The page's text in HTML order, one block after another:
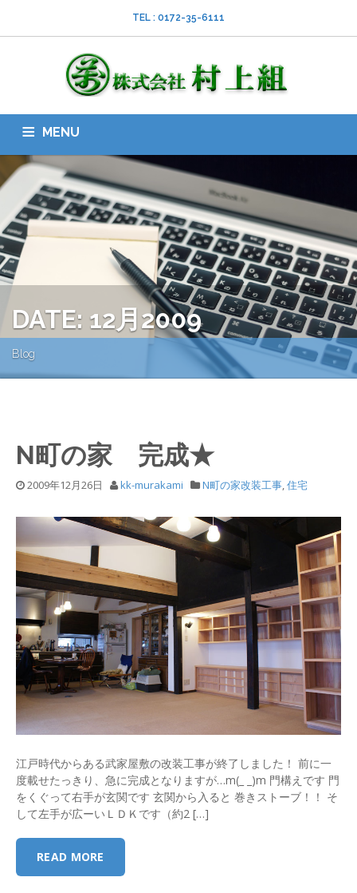
TEL : 0172-35-6111
MENU
HOME 会社案内 ISO 業務内容
スタッフブログ お問い合わせ ダウンロード
DATE: 12月2009
Blog
N町の家 完成★
2009年12月26日 kk-murakami N町の家改装工事,住宅
江戸時代からある武家屋敷の改装工事が終了しました！ 前に一
度載せたっきり、急に完成となりますが…m(_ _)m 門構えです 門
をくぐって右手が玄関です 玄関から入ると 巻きストーブ！！ そ
して左手が広ーいＬＤＫです（約2 […]
READ MORE